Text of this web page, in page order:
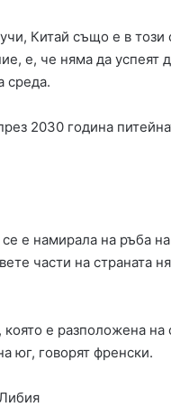
Китай също е в
е, че няма да успеят
среда.
2030 година
е намирала на ръба
части на страната
е разположена на
юг, говорят френски.